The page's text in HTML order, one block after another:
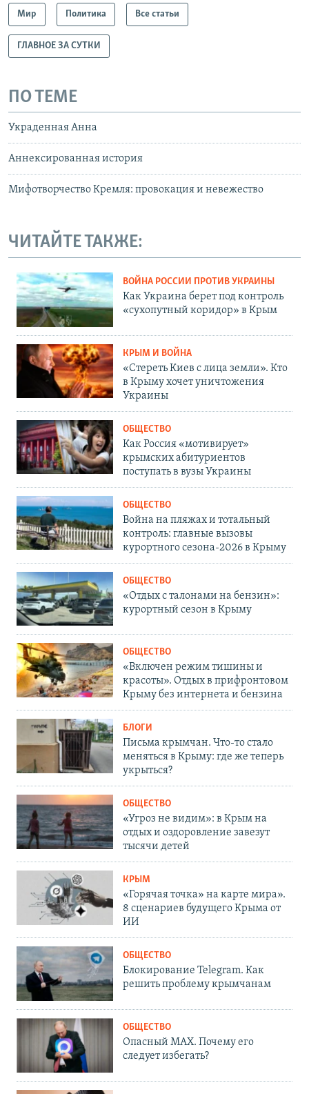
Мир Политика Все статьи
ГЛАВНОЕ ЗА СУТКИ
ПО ТЕМЕ
Украденная Анна
Аннексированная история
Мифотворчество Кремля: провокация и невежество
ЧИТАЙТЕ ТАКЖЕ:
ВОЙНА РОССИИ ПРОТИВ УКРАИНЫ
Как Украина берет под контроль
«сухопутный коридор» в Крым
КРЫМ И ВОЙНА
«Стереть Киев с лица земли». Кто
в Крыму хочет уничтожения
Украины
ОБЩЕСТВО
Как Россия «мотивирует»
крымских абитуриентов
поступать в вузы Украины
ОБЩЕСТВО
Война на пляжах и тотальный
контроль: главные вызовы
курортного сезона-2026 в Крыму
ОБЩЕСТВО
«Отдых с талонами на бензин»:
курортный сезон в Крыму
ОБЩЕСТВО
«Включен режим тишины и
красоты». Отдых в прифронтовом
Крыму без интернета и бензина
БЛОГИ
Письма крымчан. Что-то стало
меняться в Крыму: где же теперь
укрыться?
ОБЩЕСТВО
«Угроз не видим»: в Крым на
отдых и оздоровление завезут
тысячи детей
КРЫМ
«Горячая точка» на карте мира».
8 сценариев будущего Крыма от
ИИ
ОБЩЕСТВО
Блокирование Telegram. Как
решить проблему крымчанам
ОБЩЕСТВО
Опасный MAX. Почему его
следует избегать?